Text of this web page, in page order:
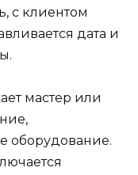
с клиентом
дата и
мастер или
оборудование.